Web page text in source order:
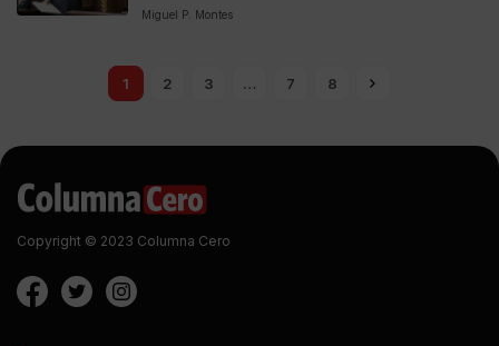
Miguel P. Montes
1 2 3 … 7 8
Copyright © 2023 Columna Cero